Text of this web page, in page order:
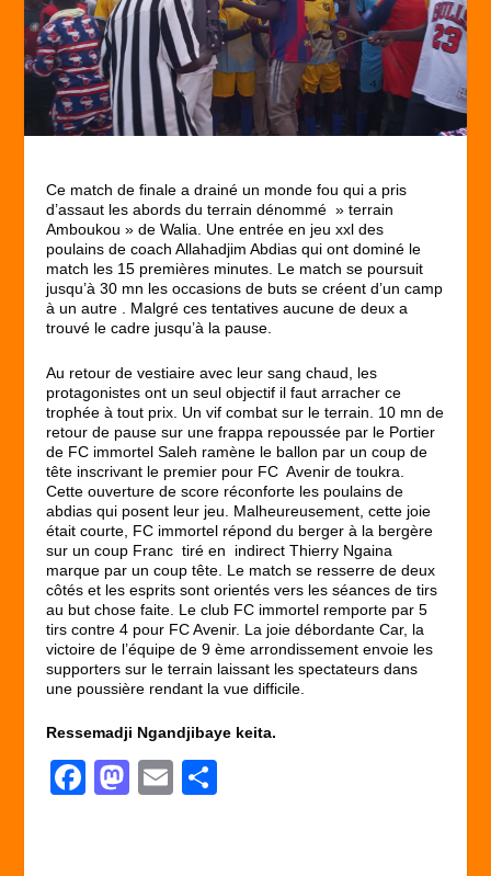
Ce match de finale a drainé un monde fou qui a pris
d’assaut les abords du terrain dénommé » terrain
Amboukou » de Walia. Une entrée en jeu xxl des
poulains de coach Allahadjim Abdias qui ont dominé le
match les 15 premières minutes. Le match se poursuit
jusqu’à 30 mn les occasions de buts se créent d’un camp
à un autre . Malgré ces tentatives aucune de deux a
trouvé le cadre jusqu’à la pause.
Au retour de vestiaire avec leur sang chaud, les
protagonistes ont un seul objectif il faut arracher ce
trophée à tout prix. Un vif combat sur le terrain. 10 mn de
retour de pause sur une frappa repoussée par le Portier
de FC immortel Saleh ramène le ballon par un coup de
tête inscrivant le premier pour FC Avenir de toukra.
Cette ouverture de score réconforte les poulains de
abdias qui posent leur jeu. Malheureusement, cette joie
était courte, FC immortel répond du berger à la bergère
sur un coup Franc tiré en indirect Thierry Ngaina
marque par un coup tête. Le match se resserre de deux
côtés et les esprits sont orientés vers les séances de tirs
au but chose faite. Le club FC immortel remporte par 5
tirs contre 4 pour FC Avenir. La joie débordante Car, la
victoire de l’équipe de 9 ème arrondissement envoie les
supporters sur le terrain laissant les spectateurs dans
une poussière rendant la vue difficile.
Ressemadji Ngandjibaye keita.
F
M
E